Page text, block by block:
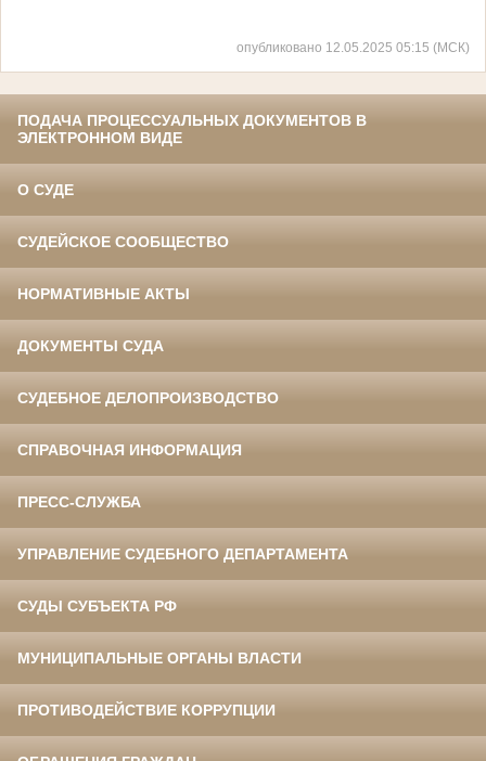
опубликовано 12.05.2025 05:15 (МСК)
ПОДАЧА ПРОЦЕССУАЛЬНЫХ ДОКУМЕНТОВ В
ЭЛЕКТРОННОМ ВИДЕ
О СУДЕ
СУДЕЙСКОЕ СООБЩЕСТВО
НОРМАТИВНЫЕ АКТЫ
ДОКУМЕНТЫ СУДА
СУДЕБНОЕ ДЕЛОПРОИЗВОДСТВО
СПРАВОЧНАЯ ИНФОРМАЦИЯ
ПРЕСС-СЛУЖБА
УПРАВЛЕНИЕ СУДЕБНОГО ДЕПАРТАМЕНТА
СУДЫ СУБЪЕКТА РФ
МУНИЦИПАЛЬНЫЕ ОРГАНЫ ВЛАСТИ
ПРОТИВОДЕЙСТВИЕ КОРРУПЦИИ